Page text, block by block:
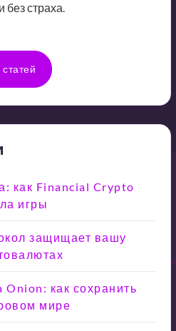
страха.
как Financial Crypto
игры
защищает вашу
Onion: как сохранить
мире